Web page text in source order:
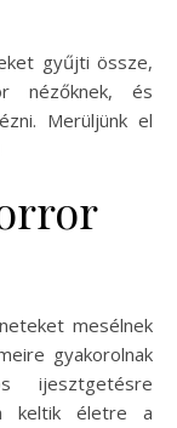
gyűjti össze,
nézőknek, és
Merüljünk el
mesélnek
gyakorolnak
ijesztgetésre
keltik életre a